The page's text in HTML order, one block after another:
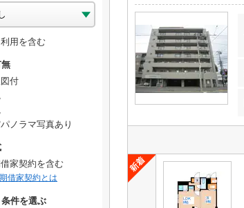
用を含む
付
ノラマ写真あり
家契約を含む
借家契約とは
件を選ぶ